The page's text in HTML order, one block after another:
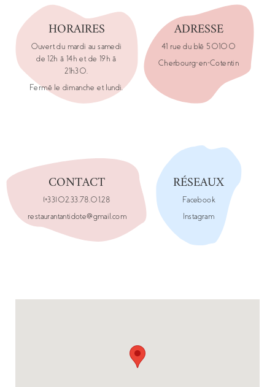
HORAIRES
Ouvert du mardi au samedi
de 12h à 14h et de 19h à
21h30.
Fermé le dimanche et lundi.
ADRESSE
41 rue du blé 50100
Cherbourg-en-Cotentin
CONTACT
(+33)02.33.78.01.28
restaurantantidote@gmail.com
RÉSEAUX
Facebook
Instagram